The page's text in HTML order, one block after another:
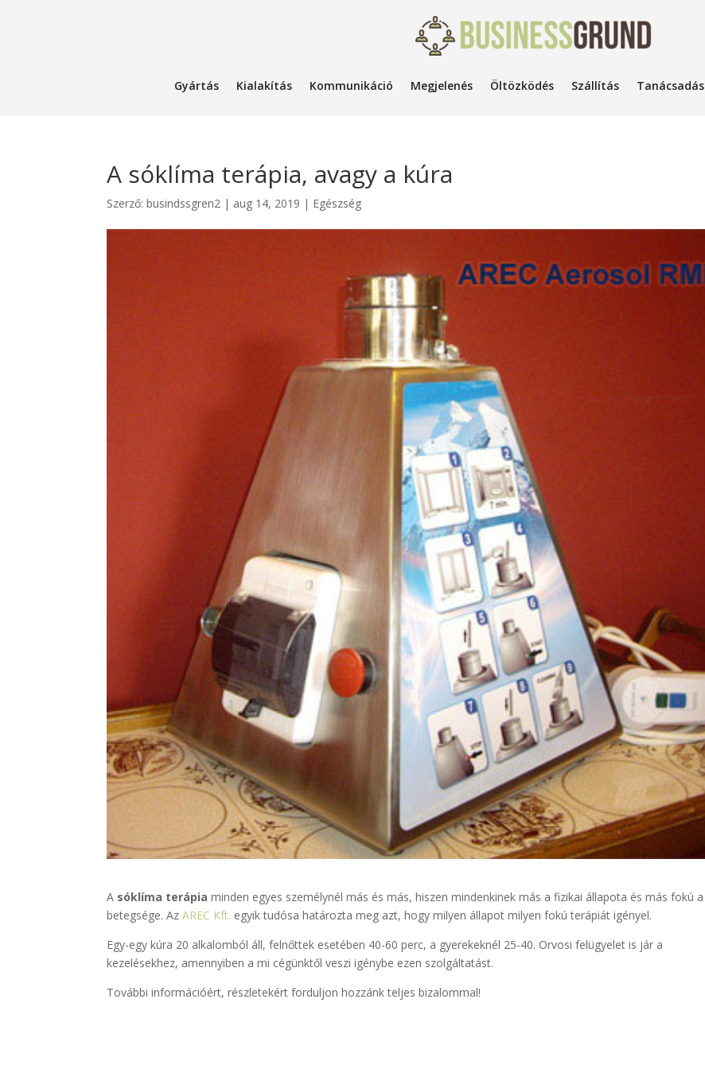
Gyártás Kialakítás Kommunikáció Megjelenés Öltözködés Szállítás Tanácsadás
A sóklíma terápia, avagy a kúra
Szerző:busindssgren2 | aug 14, 2019 | Egészség
A sóklíma terápia minden egyes személynél más és más, hiszen mindenkinek más a fizikai állapota és más fokú a
betegsége. AzAREC Kft. egyik tudósa határozta meg azt, hogy milyen állapot milyen fokú terápiát igényel.
Egy-egy kúra 20 alkalomból áll, felnőttek esetében 40-60 perc, a gyerekeknél 25-40. Orvosi felügyelet is jár a
kezelésekhez, amennyiben a mi cégünktől veszi igénybe ezen szolgáltatást.
További információért, részletekért forduljon hozzánk teljes bizalommal!